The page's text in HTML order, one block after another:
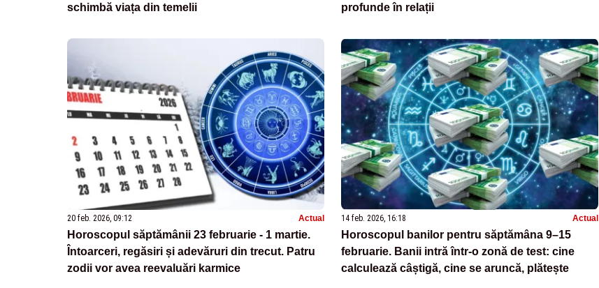
schimbă viața din temelii
profunde în relații
20 feb. 2026, 09:12 Actual
Horoscopul săptămânii 23 februarie - 1 martie.
Întoarceri, regăsiri și adevăruri din trecut. Patru
zodii vor avea reevaluări karmice
14 feb. 2026, 16:18 Actual
Horoscopul banilor pentru săptămâna 9–15
februarie. Banii intră într-o zonă de test: cine
calculează câștigă, cine se aruncă, plătește